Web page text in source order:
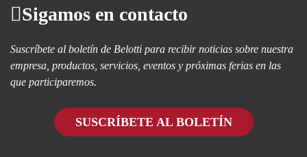
Sigamos en contacto
Suscríbete al boletín de Belotti para recibir noticias sobre nuestra
empresa, productos, servicios, eventos y próximas ferias en las
que participaremos.
SUSCRÍBETE AL BOLETÍN